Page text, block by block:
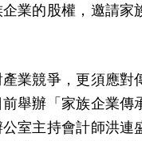
業的股權，邀請
業競爭，更須應對
舉辦「家族企業
室主持會計師洪